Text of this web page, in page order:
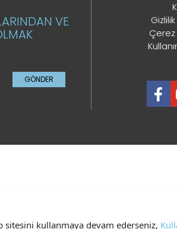
VE
GÖNDER
Çerez
sitesini kullanmaya devam ederseniz,